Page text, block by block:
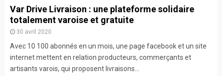
Var Drive Livraison : une plateforme solidaire
totalement varoise et gratuite
30 avril 2020
Avec 10 100 abonnés en un mois, une page facebook et un site
internet mettent en relation producteurs, commerçants et
artisants varois, qui proposent livraisons...